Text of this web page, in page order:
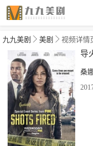
九九美剧 美剧 视频详情
导
桑